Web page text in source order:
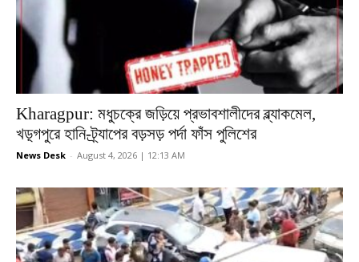
Kharagpur: মধুচক্রে জড়িয়ে প্রভাবশালীদের ব্ল্যাকমেল,
খড়্গপুরে হানি-ট্র্যাপের বড়সড় পর্দা ফাঁস পুলিশের
News Desk - August 4, 2026 | 12:13 AM